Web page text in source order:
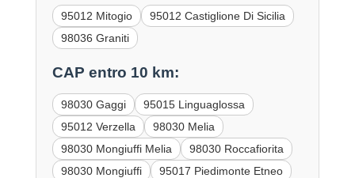
95012 Mitogio
95012 Castiglione Di Sicilia
98036 Graniti
CAP entro 10 km:
98030 Gaggi
95015 Linguaglossa
95012 Verzella
98030 Melia
98030 Mongiuffi Melia
98030 Roccafiorita
98030 Mongiuffi
95017 Piedimonte Etneo